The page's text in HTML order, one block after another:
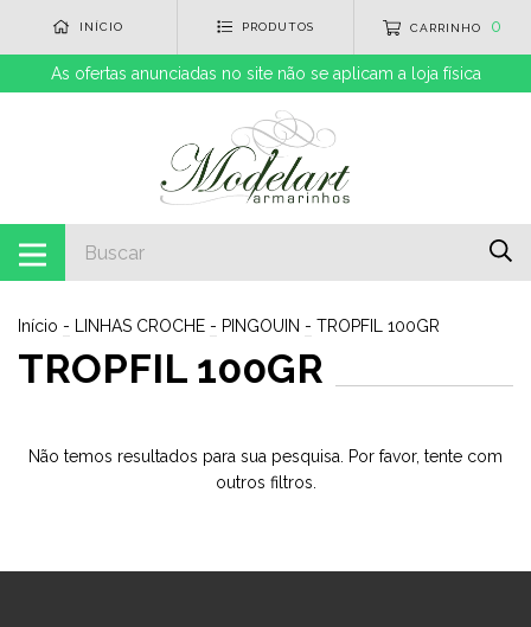
INÍCIO PRODUTOS CARRINHO 0
As ofertas anunciadas no site não se aplicam a loja física
Início - LINHAS CROCHE - PINGOUIN - TROPFIL 100GR
TROPFIL 100GR
Não temos resultados para sua pesquisa. Por favor, tente com
outros filtros.